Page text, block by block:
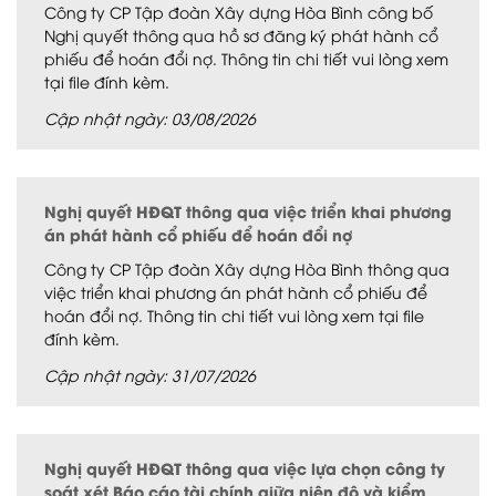
Công ty CP Tập đoàn Xây dựng Hòa Bình công bố
Nghị quyết thông qua hồ sơ đăng ký phát hành cổ
phiếu để hoán đổi nợ. Thông tin chi tiết vui lòng xem
tại file đính kèm.
Cập nhật ngày: 03/08/2026
Nghị quyết HĐQT thông qua việc triển khai phương
án phát hành cổ phiếu để hoán đổi nợ
Công ty CP Tập đoàn Xây dựng Hòa Bình thông qua
việc triển khai phương án phát hành cổ phiếu để
hoán đổi nợ. Thông tin chi tiết vui lòng xem tại file
đính kèm.
Cập nhật ngày: 31/07/2026
Nghị quyết HĐQT thông qua việc lựa chọn công ty
soát xét Báo cáo tài chính giữa niên độ và kiểm